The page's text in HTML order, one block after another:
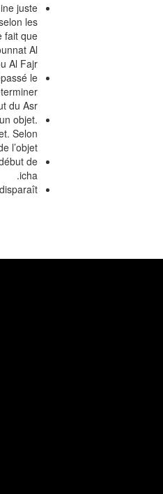
juste
les
fait que
Al
Fajr »
le
du Asr.
objet.
Selon
l’objet.
de
icha.